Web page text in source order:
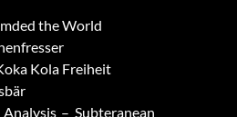
the World
Kola Freiheit
– Subteranean